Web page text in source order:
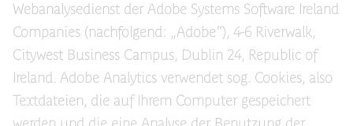
Webanalysedienst der Adobe Systems Software Ireland
Companies (nachfolgend: „Adobe“), 4-6 Riverwalk,
Citywest Business Campus, Dublin 24, Republic of
Ireland. Adobe Analytics verwendet sog. Cookies, also
Textdateien, die auf Ihrem Computer gespeichert